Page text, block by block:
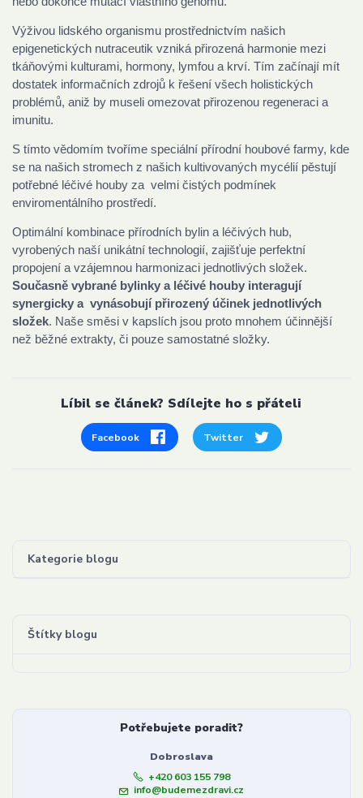
Kategorie blogu
Štítky blogu
Potřebujete poradit?
Dobroslava
+420 603 155 798
info@budemezdravi.cz
Výživou lidského organismu prostřednictvím našich
epigenetických nutraceutik vzniká přirozená harmonie mezi
tkáňovými kulturami, hormony, lymfou a krví. Tím začínají mít
dostatek informačních zdrojů k řešení všech holistických
problémů, aniž by museli omezovat přirozenou regeneraci a
imunitu.
S tímto vědomím tvoříme speciální přírodní houbové farmy, kde
se na našich stromech z našich kultivovaných mycélií pěstují
potřebné léčivé houby za velmi čistých podmínek
enviromentálního prostředí.
Optimální kombinace přírodních bylin a léčivých hub,
vyrobených naší unikátní technologií, zajišťuje perfektní
propojení a vzájemnou harmonizaci jednotlivých složek.
Současně vybrané bylinky a léčivé houby interagují
synergicky a vynásobují přirozený účinek jednotlivých
složek. Naše směsi v kapslích jsou proto mnohem účinnější
než běžné extrakty, či pouze samostatné složky.
Líbil se článek? Sdílejte ho s přáteli
Facebook Twitter